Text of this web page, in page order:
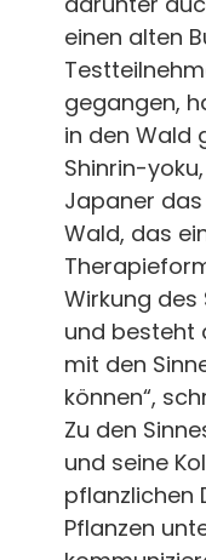
einen alten
gegangen,
in den Wald
Shinrin-
Japaner
Wald, das
Wirkung
und besteht
mit den
können“,
Zu den
und seine
pflanzlichen
Pflanzen